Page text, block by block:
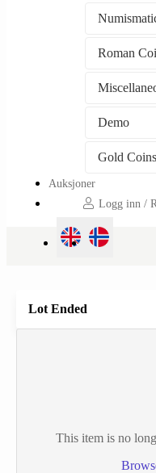
Roman
Demo
Gold
Auksjoner
Logg inn /
Lot Ended
This item is no